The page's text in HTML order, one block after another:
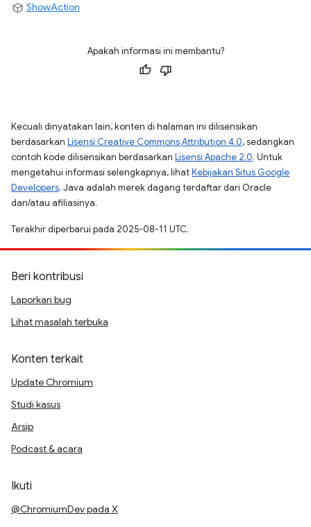
ShowAction
Apakah informasi ini membantu?
Kecuali dinyatakan lain, konten di halaman ini dilisensikan
berdasarkan Lisensi Creative Commons Attribution 4.0, sedangkan
contoh kode dilisensikan berdasarkan Lisensi Apache 2.0. Untuk
mengetahui informasi selengkapnya, lihatKebijakan Situs Google
Developers. Java adalah merek dagang terdaftar dari Oracle
dan/atau afiliasinya.
Terakhir diperbarui pada 2025-08-11 UTC.
Beri kontribusi
Laporkan bug
Lihat masalah terbuka
Konten terkait
Update Chromium
Studi kasus
Arsip
Podcast & acara
Ikuti
@ChromiumDev pada X